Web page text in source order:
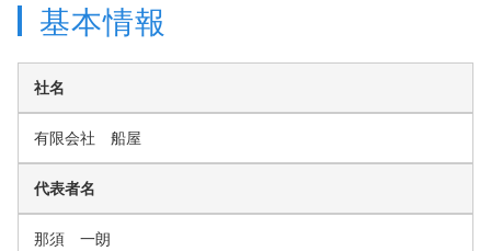
基本情報
社名
有限会社 船屋
代表者名
那須 一朗